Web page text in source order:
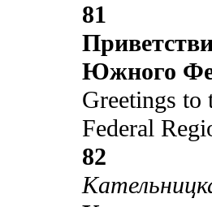
81
Южного
Greetings to
Federal
82